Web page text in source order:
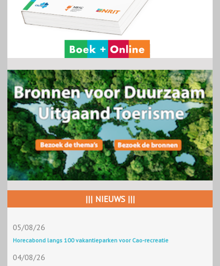
||| NIEUWS |||
05/08/26
Horecabond langs 100 vakantieparken voor Cao-recreatie
04/08/26